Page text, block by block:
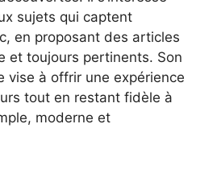
sujets qui captent
en proposant des articles
et toujours pertinents. Son
vise à offrir une expérience
tout en restant fidèle à
moderne et